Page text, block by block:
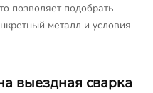
позволяет подобрать
металл и условия
выездная сварка